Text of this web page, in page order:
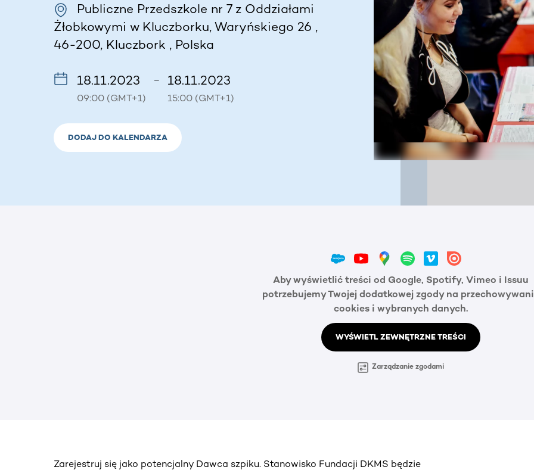
Publiczne Przedszkole nr 7 z Oddziałami
Żłobkowymi w Kluczborku, Waryńskiego 26 ,
46-200, Kluczbork , Polska
18.11.2023
09:00 (GMT+1)
– 18.11.2023
15:00 (GMT+1)
DODAJ DO KALENDARZA
Aby wyświetlić treści od Google, Spotify, Vimeo i Issuu
potrzebujemy Twojej dodatkowej zgody na
cookies i wybranych danych.
WYŚWIETL ZEWNĘTRZNE TREŚCI
Zarządzanie zgodami
Zarejestruj się jako potencjalny Dawca szpiku. Stanowisko Fundacji DKMS będzie